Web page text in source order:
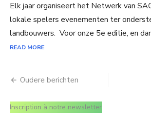
Elk jaar organiseert het Netwerk van
lokale spelers evenementen ter
landbouwers. Voor onze 5e editie, en
READ MORE
Berichtnavigatie
Oudere berichten
Inscription à notre newsletter